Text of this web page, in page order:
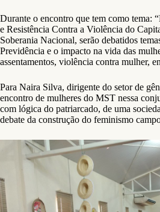
Durante o encontro que tem como tema:
e Resistência Contra a Violência do
Soberania Nacional, serão debatidos
Previdência e o impacto na vida das
assentamentos, violência contra mulher,
Para Naira Silva, dirigente do setor de
encontro de mulheres do MST nessa
com lógica do patriarcado, de uma
debate da construção do feminismo